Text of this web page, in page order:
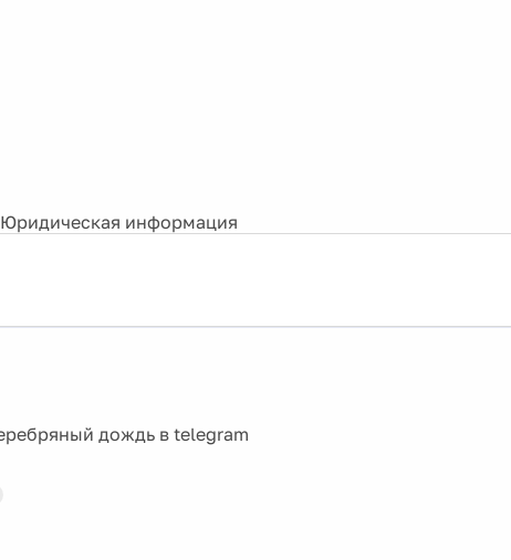
Юридическая информация